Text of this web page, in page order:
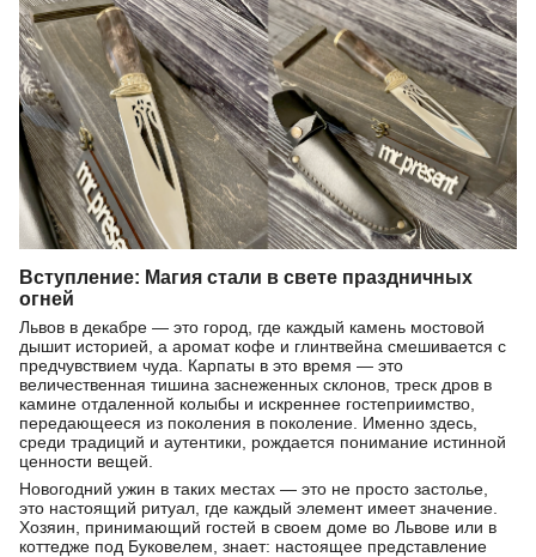
Вступление: Магия стали в свете праздничных
огней
Львов в декабре — это город, где каждый камень мостовой
дышит историей, а аромат кофе и глинтвейна смешивается с
предчувствием чуда. Карпаты в это время — это
величественная тишина заснеженных склонов, треск дров в
камине отдаленной колыбы и искреннее гостеприимство,
передающееся из поколения в поколение. Именно здесь,
среди традиций и аутентики, рождается понимание истинной
ценности вещей.
Новогодний ужин в таких местах — это не просто застолье,
это настоящий ритуал, где каждый элемент имеет значение.
Хозяин, принимающий гостей в своем доме во Львове или в
коттедже под Буковелем, знает: настоящее представление